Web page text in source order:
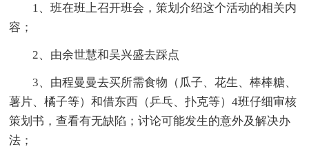
1、班在班上召开班会，策划介绍这个活动的相关内
容；
2、由余世慧和吴兴盛去踩点
3、由程曼曼去买所需食物（瓜子、花生、棒棒糖、
薯片、橘子等）和借东西（乒乓、扑克等）4班仔细审核
策划书，查看有无缺陷；讨论可能发生的意外及解决办
法；